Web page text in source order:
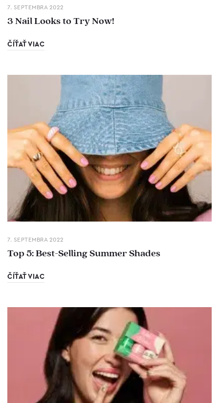
7. SEPTEMBRA 2022
3 Nail Looks to Try Now!
ČÍŤAŤ VIAC
7. SEPTEMBRA 2022
Top 5: Best-Selling Summer Shades
ČÍŤAŤ VIAC